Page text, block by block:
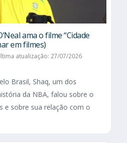
ama o filme “Cidade
em filmes)
atualização: 27/07/2026
Brasil, Shaq, um dos
da NBA, falou sobre o
e sobre sua relação com o